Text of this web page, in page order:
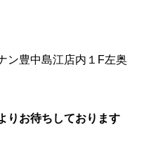
ン豊中島江店内１F左奥
りお待ちしております